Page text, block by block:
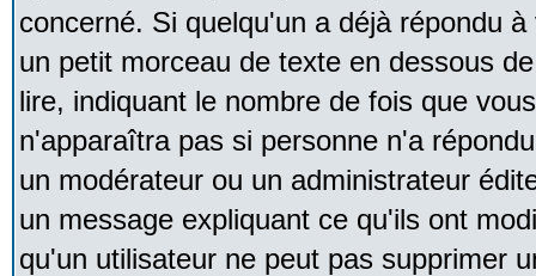
concerné. Si quelqu'un a déjà répondu
un petit morceau de texte en dessous
lire, indiquant le nombre de fois que
n'apparaîtra pas si personne n'a
un modérateur ou un administrateur
un message expliquant ce qu'ils ont
qu'un utilisateur ne peut pas supprimer